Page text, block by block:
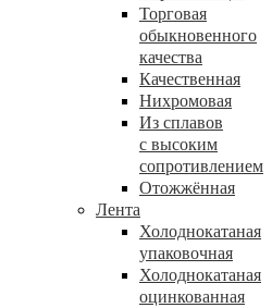
Торговая
обыкновенного
качества
Качественная
Нихромовая
Из сплавов
с высоким
сопротивлением
Отожжённая
Лента
Холоднокатаная
упаковочная
Холоднокатаная
оцинкованная